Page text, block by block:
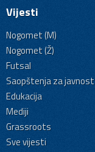
Vijesti
Nogomet (M)
Nogomet (Ž)
Futsal
Saopštenja za javnost
Edukacija
Mediji
Grassroots
Sve vijesti